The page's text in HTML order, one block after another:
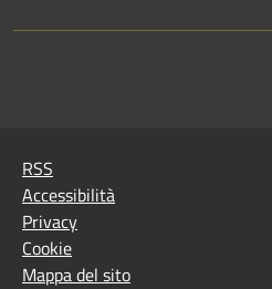
RSS
Accessibilità
Privacy
Cookie
Mappa del sito